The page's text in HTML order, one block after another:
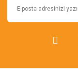
Bu ürüne benzer